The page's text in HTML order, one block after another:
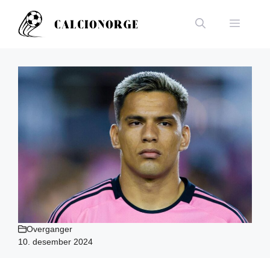
innhold
Meny
Overganger
10. desember 2024